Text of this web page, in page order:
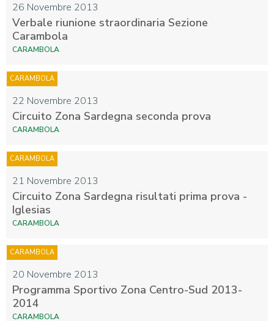
26 Novembre 2013
Verbale riunione straordinaria Sezione
Carambola
CARAMBOLA
22 Novembre 2013
CARAMBOLA
Circuito Zona Sardegna seconda prova
CARAMBOLA
21 Novembre 2013
CARAMBOLA
Circuito Zona Sardegna risultati prima prova -
Iglesias
CARAMBOLA
20 Novembre 2013
CARAMBOLA
Programma Sportivo Zona Centro-Sud 2013-
2014
CARAMBOLA